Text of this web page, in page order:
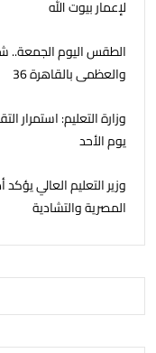
لإعمار بيوت الله
الطقس اليوم الجمعة..
والعظمى بالقاهرة 36
وزارة التعليم: استمرار
يوم الأحد
وزير التعليم العالي
المصرية والتشادية